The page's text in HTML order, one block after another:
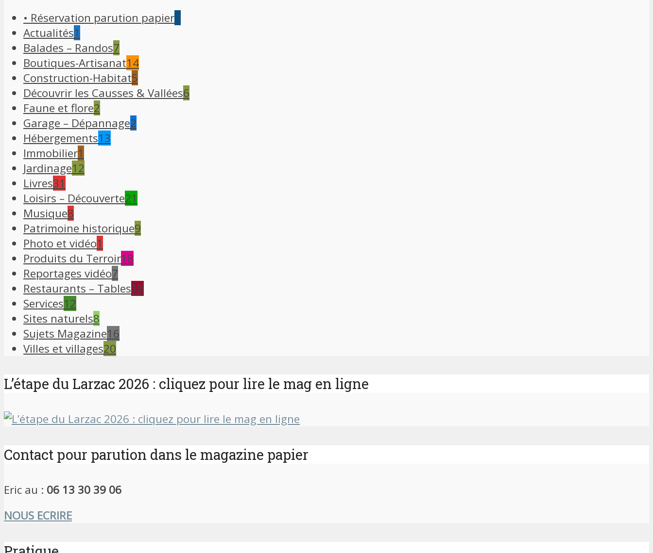
• Réservation parution papier1
Actualités1
Balades – Randos7
Boutiques-Artisanat14
Construction-Habitat5
Découvrir les Causses & Vallées6
Faune et flore2
Garage – Dépannage2
Hébergements13
Immobilier1
Jardinage12
Livres31
Loisirs – Découverte21
Musique8
Patrimoine historique9
Photo et vidéo1
Produits du Terroir18
Reportages vidéo7
Restaurants – Tables18
Services12
Sites naturels8
Sujets Magazine16
Villes et villages20
L’étape du Larzac 2026 : cliquez pour lire le mag en ligne
Contact pour parution dans le magazine papier
Eric au : 06 13 30 39 06
NOUS ECRIRE